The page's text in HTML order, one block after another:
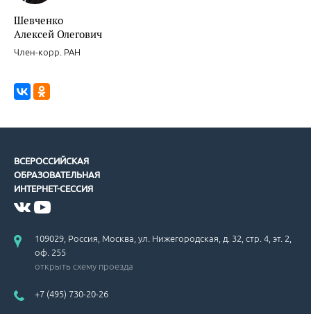
Целесообразность и обоснованность интенсивных режимов
Американские рекомендации по вторичной профилактике ИБС.
Шевченко
Алексей Олегович
Член-корр. РАН
ВСЕРОССИЙСКАЯ
ОБРАЗОВАТЕЛЬНАЯ
ИНТЕРНЕТ-СЕССИЯ
109029, Россия, Москва, ул. Нижегородская, д. 32, стр. 4, эт. 2,
оф. 255
открыть схему проезда
+7 (495) 730-20-26